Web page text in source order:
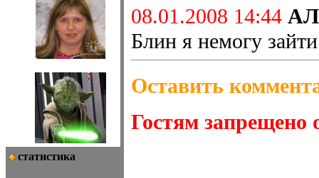
статистика
08.01.2008 14:44
Блин я немогу
Оставить
Гостям запрещено